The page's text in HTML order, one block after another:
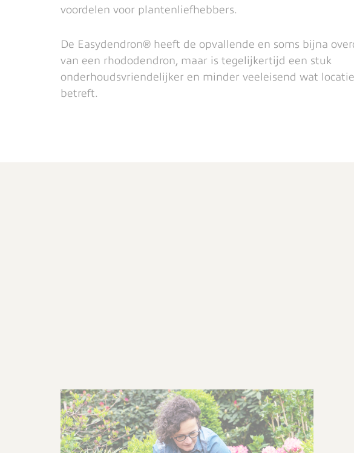
voordelen voor plantenliefhebbers.
De Easydendron® heeft de opvallende en soms bijna
van een rhododendron, maar is tegelijkertijd een stuk
onderhoudsvriendelijker en minder veeleisend wat
betreft.